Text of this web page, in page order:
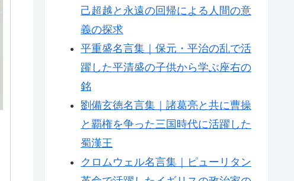
己超越と永遠の回帰による人間の意
義の探求
平重盛名言集｜保元・平治の乱で活
躍した平清盛の子供から学ぶ座右の
銘
劉備玄徳名言集｜諸葛亮と共に曹操
と覇権を争った三国時代に活躍した
蜀漢王
クロムウェル名言集｜ピューリタン